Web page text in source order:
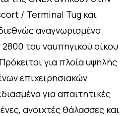
/ Terminal Tug και
αναγνωρισμένο
του ναυπηγικού οίκου
για πλοία υψηλής
επιχειρησιακών
για απαιτητικές
ανοιχτές θάλασσες και